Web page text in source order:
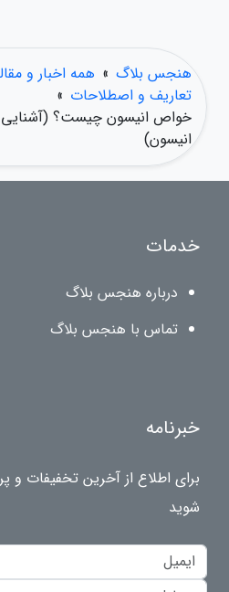
هنجس بلاگ » همه اخبار و
تعاریف و اصطلاحات »
خواص انیسون چیست؟
انیسون)
خدمات
درباره هنجس بلاگ
تماس با هنجس بلاگ
خبرنامه
برای اطلاع از آخرین تخفیفات و
شوید